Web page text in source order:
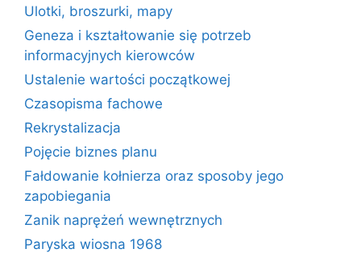
Ulotki, broszurki, mapy
Geneza i kształtowanie się potrzeb
informacyjnych kierowców
Ustalenie wartości początkowej
Czasopisma fachowe
Rekrystalizacja
Pojęcie biznes planu
Fałdowanie kołnierza oraz sposoby jego
zapobiegania
Zanik naprężeń wewnętrznych
Paryska wiosna 1968